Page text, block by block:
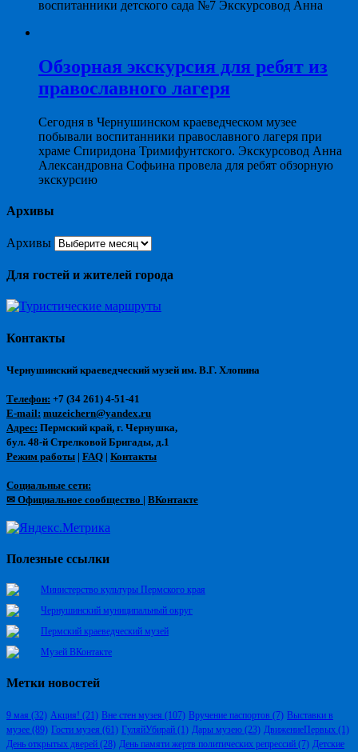
воспитанники детского сада №7 Экскурсовод Анна
Обзорная экскурсия для ребят из
православного лагеря
Сегодня в Чернушинском краеведческом музее
побывали воспитанники православного лагеря при
храме Спиридона Тримифунтского. Экскурсовод Анна
Александровна Софьина провела для ребят обзорную
экскурсию
Архивы
Архивы
Для гостей и жителей города
Контакты
Чернушинский краеведческий музей им. В.Г. Хлопина
Телефон: +7 (34 261) 4-51-41
E-mail: muzeichern@yandex.ru
Адрес: Пермский край, г. Чернушка,
бул. 48-й Стрелковой Бригады, д.1
Режим работы | FAQ | Контакты
Социальные сети:
✉ Официальное сообщество | ВКонтакте
Полезные ссылки
Министерство культуры Пермского края
Чернушинский муниципальный округ
Пермский краеведческий музей
Музей ВКонтакте
Метки новостей
9 мая (32) Акция! (21) Вне стен музея (107) Вручение паспортов (7) Выставки в
музее (89) Гости музея (61) ГуляйУбирай (1) Дары музею (23) ДвижениеПервых (1)
День открытых дверей (28) День памяти жертв политических репрессий (7) Детские